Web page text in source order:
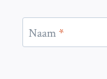
Naam*